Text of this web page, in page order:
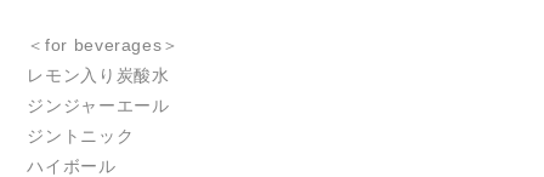
＜for beverages＞
レモン入り炭酸水
ジンジャーエール
ジントニック
ハイボール